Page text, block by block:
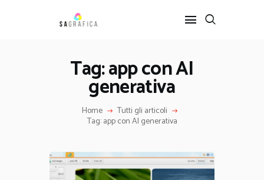
Tag: app con AI
generativa
Home Tutti gli articoli
Tag: app con AI generativa
GRAFICA
SERVIZI
CONTATTI